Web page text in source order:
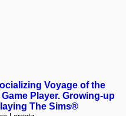
Voyage of the
Player. Growing-up
The Sims®